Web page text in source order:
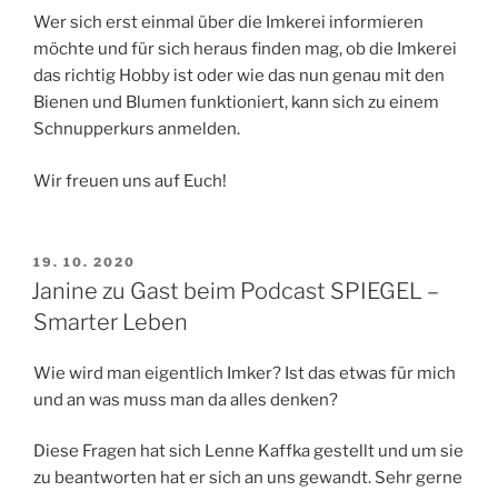
Wer sich erst einmal über die Imkerei informieren
möchte und für sich heraus finden mag, ob die Imkerei
das richtig Hobby ist oder wie das nun genau mit den
Bienen und Blumen funktioniert, kann sich zu einem
Schnupperkurs anmelden.
Wir freuen uns auf Euch!
VERÖFFENTLICHT
AM
19. 10. 2020
Janine zu Gast beim Podcast SPIEGEL –
Smarter Leben
Wie wird man eigentlich Imker? Ist das etwas für mich
und an was muss man da alles denken?
Diese Fragen hat sich Lenne Kaffka gestellt und um sie
zu beantworten hat er sich an uns gewandt. Sehr gerne